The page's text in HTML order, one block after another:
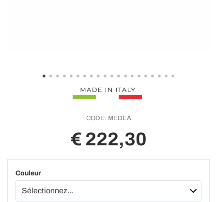
CODE: MEDEA
€ 222,30
Couleur